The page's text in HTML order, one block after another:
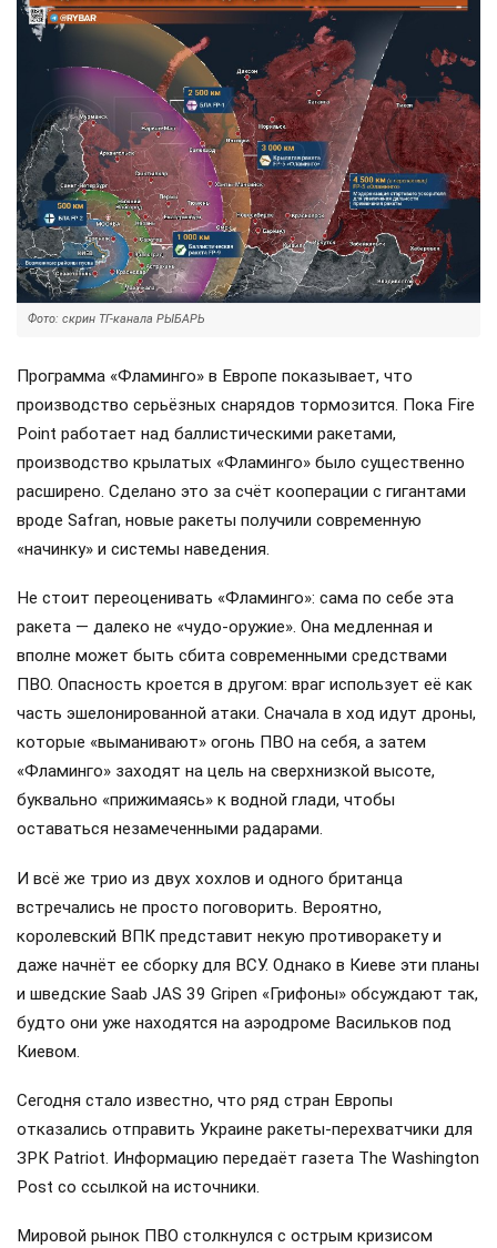
Фото: скрин ТГ-канала РЫБАРЬ
Программа «Фламинго» в Европе показывает, что
производство серьёзных снарядов тормозится. Пока Fire
Point работает над баллистическими ракетами,
производство крылатых «Фламинго» было существенно
расширено. Сделано это за счёт кооперации с гигантами
вроде Safran, новые ракеты получили современную
«начинку» и системы наведения.
Не стоит переоценивать «Фламинго»: сама по себе эта
ракета — далеко не «чудо-оружие». Она медленная и
вполне может быть сбита современными средствами
ПВО. Опасность кроется в другом: враг использует её как
часть эшелонированной атаки. Сначала в ход идут дроны,
которые «выманивают» огонь ПВО на себя, а затем
«Фламинго» заходят на цель на сверхнизкой высоте,
буквально «прижимаясь» к водной глади, чтобы
оставаться незамеченными радарами.
И всё же трио из двух хохлов и одного британца
встречались не просто поговорить. Вероятно,
королевский ВПК представит некую противоракету и
даже начнёт ее сборку для ВСУ. Однако в Киеве эти планы
и шведские Saab JAS 39 Gripen «Грифоны» обсуждают так,
будто они уже находятся на аэродроме Васильков под
Киевом.
Сегодня стало известно, что ряд стран Европы
отказались отправить Украине ракеты-перехватчики для
ЗРК Patriot. Информацию передаёт газета The Washington
Post со ссылкой на источники.
Мировой рынок ПВО столкнулся с острым кризисом